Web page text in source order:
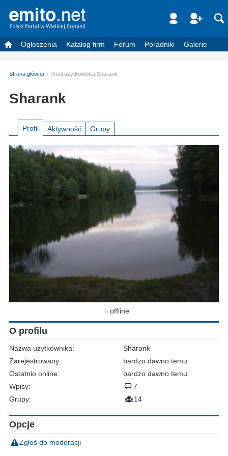
Ogłoszenia Katalog firm Forum Poradniki Galerie
Strona główna Profil użytkownika Sharank
Sharank
Profil Aktywność Grupy
offline
O profilu
Nazwa użytkownika:
Sharank
Zarejestrowany:
bardzo dawno temu
Ostatnio online:
bardzo dawno temu
Wpisy:
7
Grupy:
14
Opcje
Zgłoś do moderacji